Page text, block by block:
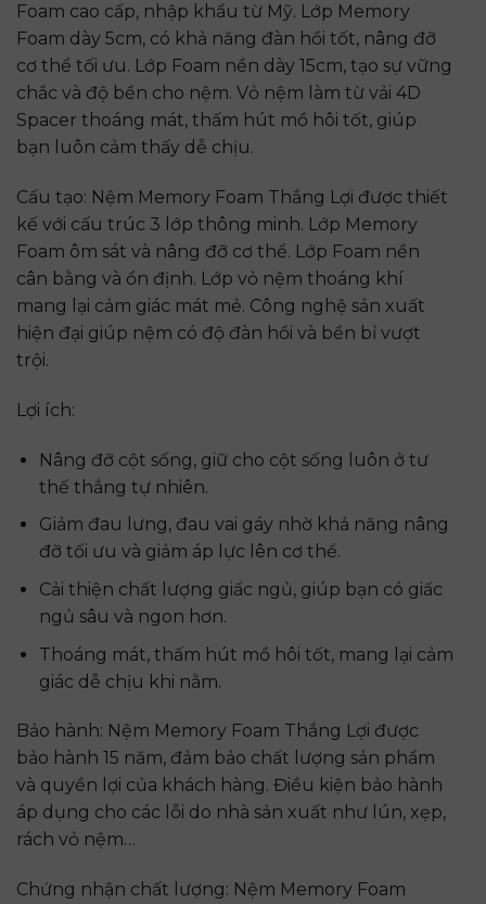
Foam cao cấp, nhập khẩu từ Mỹ. Lớp Memory
Foam dày 5cm, có khả năng đàn hồi tốt, nâng đỡ
cơ thể tối ưu. Lớp Foam nền dày 15cm, tạo sự vững
chắc và độ bền cho nệm. Vỏ nệm làm từ vải 4D
Spacer thoáng mát, thấm hút mồ hôi tốt, giúp
bạn luôn cảm thấy dễ chịu.
Cấu tạo: Nệm Memory Foam Thắng Lợi được thiết
kế với cấu trúc 3 lớp thông minh. Lớp Memory
Foam ôm sát và nâng đỡ cơ thể. Lớp Foam nền
cân bằng và ổn định. Lớp vỏ nệm thoáng khí
mang lại cảm giác mát mẻ. Công nghệ sản xuất
hiện đại giúp nệm có độ đàn hồi và bền bỉ vượt
trội.
Lợi ích:
Nâng đỡ cột sống, giữ cho cột sống luôn ở tư
thế thẳng tự nhiên.
Giảm đau lưng, đau vai gáy nhờ khả năng nâng
đỡ tối ưu và giảm áp lực lên cơ thể.
Cải thiện chất lượng giấc ngủ, giúp bạn có giấc
ngủ sâu và ngon hơn.
Thoáng mát, thấm hút mồ hôi tốt, mang lại cảm
giác dễ chịu khi nằm.
Bảo hành: Nệm Memory Foam Thắng Lợi được
bảo hành 15 năm, đảm bảo chất lượng sản phẩm
và quyền lợi của khách hàng. Điều kiện bảo hành
áp dụng cho các lỗi do nhà sản xuất như lún, xẹp,
rách vỏ nệm…
Chứng nhận chất lượng: Nệm Memory Foam